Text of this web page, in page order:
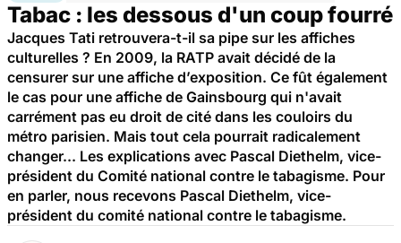
Tabac : les dessous d'un coup fourré
Jacques Tati retrouvera-t-il sa pipe sur les affiches
culturelles ? En 2009, la RATP avait décidé de la
censurer sur une affiche d’exposition. Ce fût également
le cas pour une affiche de Gainsbourg qui n'avait
carrément pas eu droit de cité dans les couloirs du
métro parisien. Mais tout cela pourrait radicalement
changer... Les explications avec Pascal Diethelm, vice-
président du Comité national contre le tabagisme. Pour
en parler, nous recevons Pascal Diethelm, vice-
président du comité national contre le tabagisme.